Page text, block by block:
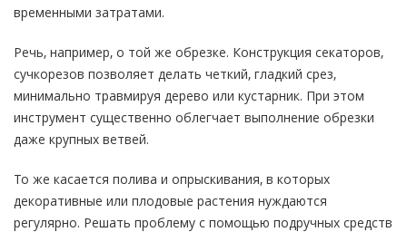
временными затратами.
Речь, например, о той же обрезке. Конструкция секаторов,
сучкорезов позволяет делать четкий, гладкий срез,
минимально травмируя дерево или кустарник. При этом
инструмент существенно облегчает выполнение обрезки
даже крупных ветвей.
То же касается полива и опрыскивания, в которых
декоративные или плодовые растения нуждаются
регулярно. Решать проблему с помощью подручных средств